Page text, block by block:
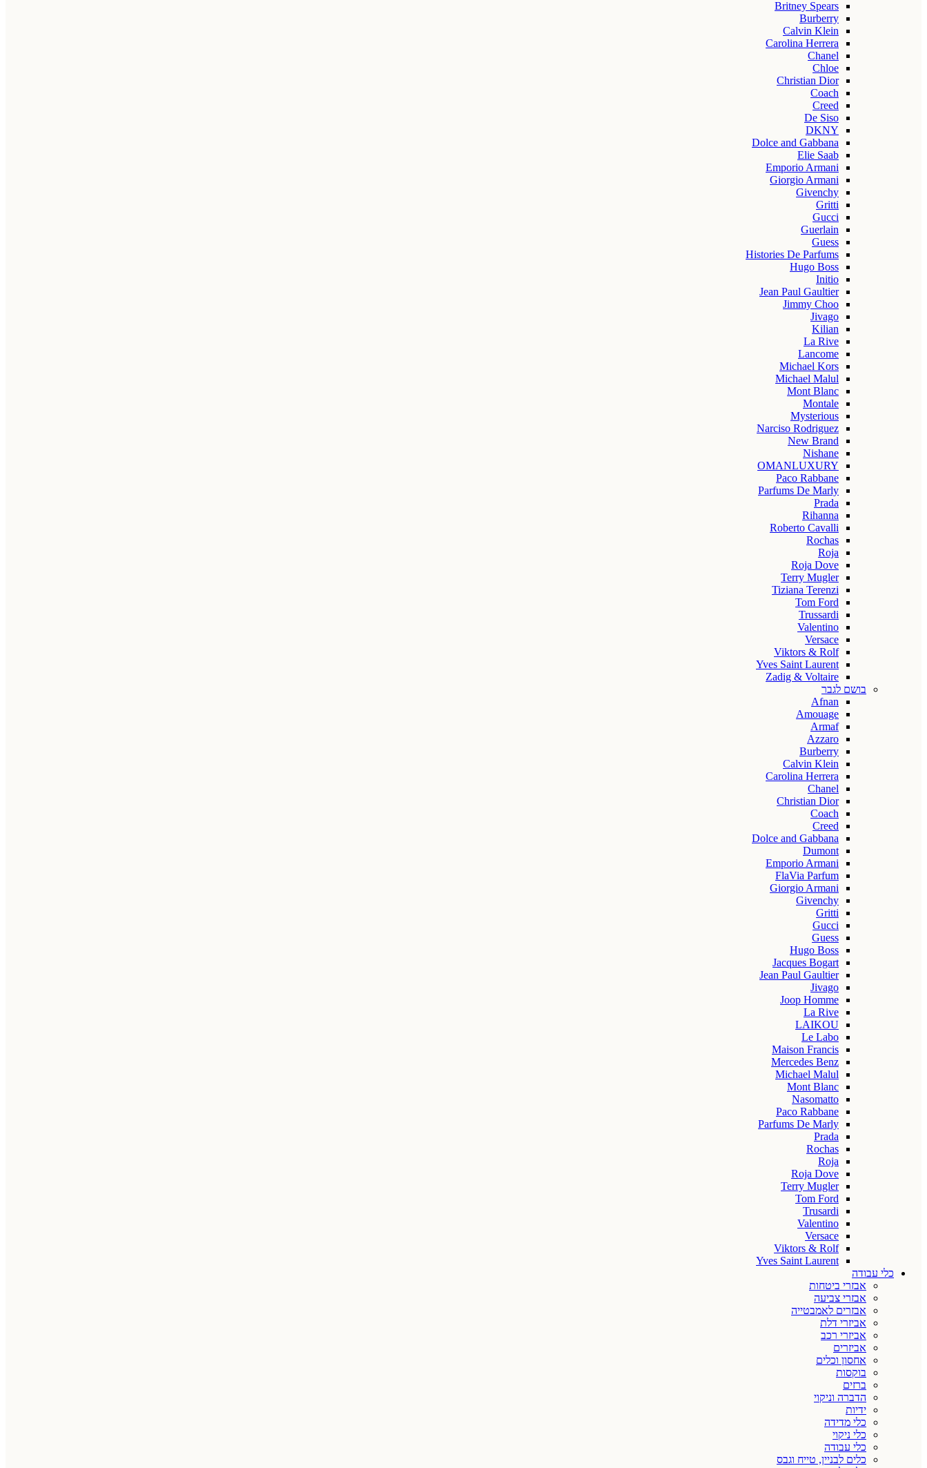
Britney Spears
Burberry
Calvin Klein
Carolina Herrera
Chanel
Chloe
Christian Dior
Coach
Creed
De Siso
DKNY
Dolce and Gabbana
Elie Saab
Emporio Armani
Giorgio Armani
Givenchy
Gritti
Gucci
Guerlain
Guess
Histories De Parfums
Hugo Boss
Initio
Jean Paul Gaultier
Jimmy Choo
Jivago
Kilian
La Rive
Lancome
Michael Kors
Michael Malul
Mont Blanc
Montale
Mysterious
Narciso Rodriguez
New Brand
Nishane
OMANLUXURY
Paco Rabbane
Parfums De Marly
Prada
Rihanna
Roberto Cavalli
Rochas
Roja
Roja Dove
Terry Mugler
Tiziana Terenzi
Tom Ford
Trussardi
Valentino
Versace
Viktors & Rolf
Yves Saint Laurent
Zadig & Voltaire
בושם לגבר
Afnan
Amouage
Armaf
Azzaro
Burberry
Calvin Klein
Carolina Herrera
Chanel
Christian Dior
Coach
Creed
Dolce and Gabbana
Dumont
Emporio Armani
FlaVia Parfum
Giorgio Armani
Givenchy
Gritti
Gucci
Guess
Hugo Boss
Jacques Bogart
Jean Paul Gaultier
Jivago
Joop Homme
La Rive
LAIKOU
Le Labo
Maison Francis
Mercedes Benz
Michael Malul
Mont Blanc
Nasomatto
Paco Rabbane
Parfums De Marly
Prada
Rochas
Roja
Roja Dove
Terry Mugler
Tom Ford
Trusardi
Valentino
Versace
Viktors & Rolf
Yves Saint Laurent
כלי עבודה
אבזרי ביטחות
אבזרי צביעה
אבזרים לאמבטייה
אביזרי דלת
אביזרי רכב
אביזרים
אחסון וכלים
בוקסות
ברזים
הדברה וניקוי
ידיות
כלי מדידה
כלי ניקוי
כלי עבודה
כלים לבניין, טייח וגבס